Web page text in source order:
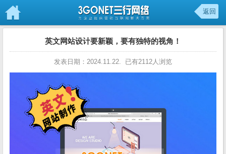
返回
英文网站设计要新颖，要有独特的视角！
发表日期：2024.11.22. 已有2112人浏览